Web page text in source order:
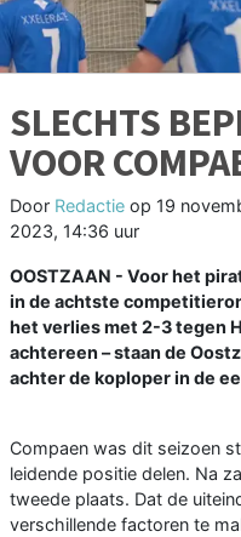
SLECHTS
VOOR
Door Redactie op 19
2023, 14:36 uur
OOSTZAAN - Voor het
in de achtste
het verlies met 2-3 tegen
achtereen – staan de
achter de koploper in de
Compaen was dit seizoen
leidende positie delen. Na
tweede plaats. Dat de
verschillende factoren te